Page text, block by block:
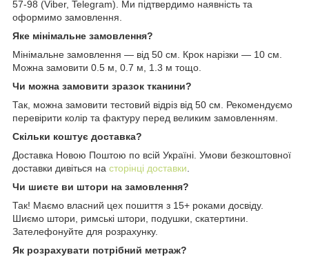
57-98 (Viber, Telegram). Ми підтвердимо наявність та
оформимо замовлення.
Яке мінімальне замовлення?
Мінімальне замовлення — від 50 см. Крок нарізки — 10 см.
Можна замовити 0.5 м, 0.7 м, 1.3 м тощо.
Чи можна замовити зразок тканини?
Так, можна замовити тестовий відріз від 50 см. Рекомендуємо
перевірити колір та фактуру перед великим замовленням.
Скільки коштує доставка?
Доставка Новою Поштою по всій Україні. Умови безкоштовної
доставки дивіться на сторінці доставки.
Чи шиєте ви штори на замовлення?
Так! Маємо власний цех пошиття з 15+ роками досвіду.
Шиємо штори, римські штори, подушки, скатертини.
Зателефонуйте для розрахунку.
Як розрахувати потрібний метраж?